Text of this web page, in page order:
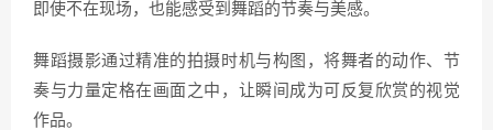
即使不在现场，也能感受到舞蹈的节奏与美感。
舞蹈摄影通过精准的拍摄时机与构图，将舞者的动作、节
奏与力量定格在画面之中，让瞬间成为可反复欣赏的视觉
作品。